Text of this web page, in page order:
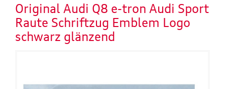
Original Audi Q8 e-tron Audi Sport
Raute Schriftzug Emblem Logo
schwarz glänzend